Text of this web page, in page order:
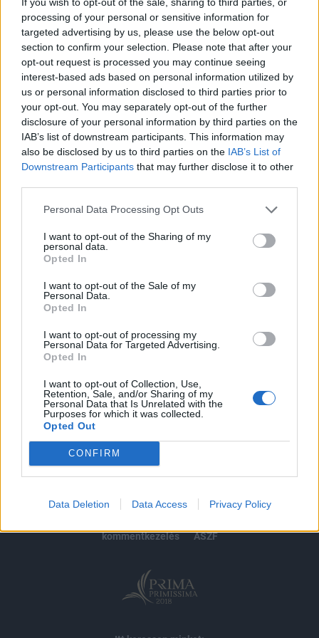
processing of your personal or sensitive information for
targeted advertising by us, please use the below opt-out
section to confirm your selection. Please note that after your
opt-out request is processed you may continue seeing
interest-based ads based on personal information utilized by
us or personal information disclosed to third parties prior to
your opt-out. You may separately opt-out of the further
disclosure of your personal information by third parties on the
IAB’s list of downstream participants. This information may
also be disclosed by us to third parties on the IAB’s List of
Downstream Participants that may further disclose it to other
Personal Data Processing Opt Outs
I want to opt-out of the Sharing of my
personal data.
Opted In
I want to opt-out of the Sale of my
Personal Data.
Opted In
I want to opt-out of processing my
Personal Data for Targeted Advertising.
Opted In
I want to opt-out of Collection, Use,
Retention, Sale, and/or Sharing of my
Personal Data that Is Unrelated with the
Purposes for which it was collected.
Opted Out
CONFIRM
Data Deletion Data Access Privacy Policy
2026. június 18. 22:25 Megosztás Este már nem volt
érdemi mozgás Az euróval szembeni árfolyam a 352,45-ös
szint körül, a dollárral szembeni kurzus a 307,50-es szint
körül fejezte be a csütörtöki kereskedést. EUR/HUF
árfolyamának alakulása Forrás:...
KEDVES OLVASÓNK!
A keresett cikk a portfolio.hu hírarchívumához
tartozik, melynek olvasása előfizetéses
regisztrációhoz kötött.
Az előfizetés a következőket tartalmazza:
Portfolio.hu teljes cikkarchívum
Kötéslisták: BÉT elmúlt 2 év napon belüli
MÁR ELŐFIZETŐNK VAGY?
© 2026 Portfolio
szerzői jogok médiaajánlat
karrier
kommentkezelés
ÁSZF